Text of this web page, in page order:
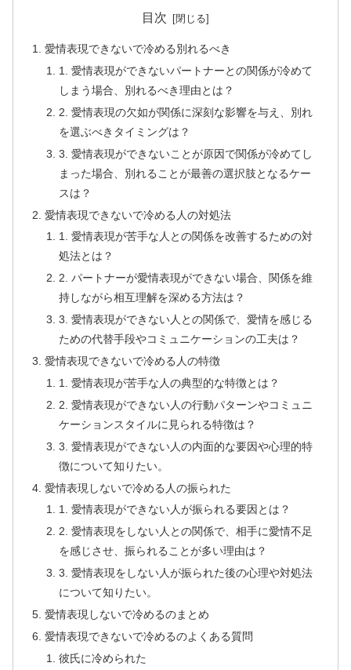
目次
愛情表現できないで冷める別れるべき
1. 愛情表現ができないパートナーとの関係が冷めて
しまう場合、別れるべき理由とは？
2. 愛情表現の欠如が関係に深刻な影響を与え、別れ
を選ぶべきタイミングは？
3. 愛情表現ができないことが原因で関係が冷めてし
まった場合、別れることが最善の選択肢となるケー
スは？
愛情表現できないで冷める人の対処法
1. 愛情表現が苦手な人との関係を改善するための対
処法とは？
2. パートナーが愛情表現ができない場合、関係を維
持しながら相互理解を深める方法は？
3. 愛情表現ができない人との関係で、愛情を感じる
ための代替手段やコミュニケーションの工夫は？
愛情表現できないで冷める人の特徴
1. 愛情表現が苦手な人の典型的な特徴とは？
2. 愛情表現ができない人の行動パターンやコミュニ
ケーションスタイルに見られる特徴は？
3. 愛情表現ができない人の内面的な要因や心理的特
徴について知りたい。
愛情表現しないで冷める人の振られた
1. 愛情表現ができない人が振られる要因とは？
2. 愛情表現をしない人との関係で、相手に愛情不足
を感じさせ、振られることが多い理由は？
3. 愛情表現をしない人が振られた後の心理や対処法
について知りたい。
愛情表現しないで冷めるのまとめ
愛情表現できないで冷めるのよくある質問
彼氏に冷められた